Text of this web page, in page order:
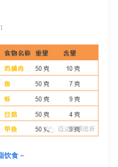
饮食－